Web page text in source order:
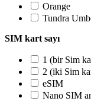
Orange
Tundra
SIM kart sayı
1 (bir Sim
2 (iki Sim
eSIM
Nano SIM